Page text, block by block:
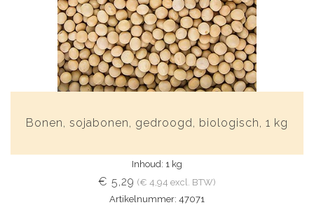
Bonen, sojabonen, gedroogd, biologisch, 1 kg
Inhoud: 1 kg
€ 5,29 (€ 4,94 excl. BTW)
Artikelnummer: 47071